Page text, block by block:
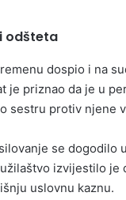
odšteta
dospio i na
je priznao da je u
sestru protiv njene
se dogodilo
izvijestilo je
uslovnu kaznu.